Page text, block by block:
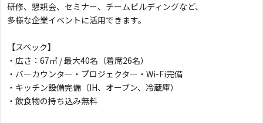
研修、懇親会、セミナー、チームビルディングなど、
多様な企業イベントに活用できます。
【スペック】
・広さ：67㎡ / 最大40名（着席26名）
・バーカウンター・プロジェクター・Wi-Fi完備
・キッチン設備完備（IH、オーブン、冷蔵庫）
・飲食物の持ち込み無料